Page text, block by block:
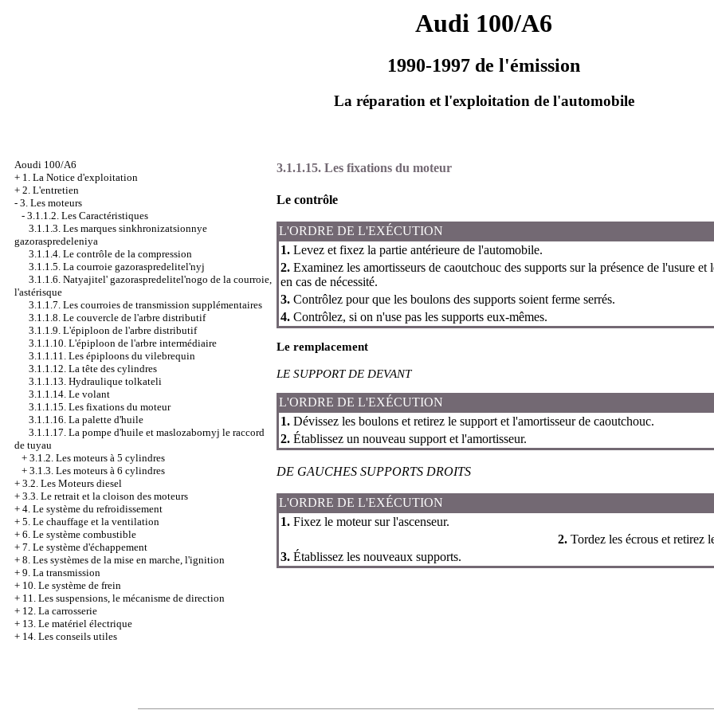
Audi 100/A6
1990-1997 de l'émission
La réparation et l'exploitation de l'automobile
Aoudi 100/A6
+ 1. La Notice d'exploitation
+ 2. L'entretien
- 3. Les moteurs
- 3.1.1.2. Les Caractéristiques
3.1.1.3. Les marques sinkhronizatsionnye
gazoraspredeleniya
3.1.1.4. Le contrôle de la compression
3.1.1.5. La courroie gazoraspredelitel'nyj
3.1.1.6. Natyajitel' gazoraspredelitel'nogo de la courroie,
l'astérisque
3.1.1.7. Les courroies de transmission supplémentaires
3.1.1.8. Le couvercle de l'arbre distributif
3.1.1.9. L'épiploon de l'arbre distributif
3.1.1.10. L'épiploon de l'arbre intermédiaire
3.1.1.11. Les épiploons du vilebrequin
3.1.1.12. La tête des cylindres
3.1.1.13. Hydraulique tolkateli
3.1.1.14. Le volant
3.1.1.15. Les fixations du moteur
3.1.1.16. La palette d'huile
3.1.1.17. La pompe d'huile et maslozabornyj le raccord
de tuyau
+ 3.1.2. Les moteurs à 5 cylindres
+ 3.1.3. Les moteurs à 6 cylindres
+ 3.2. Les Moteurs diesel
+ 3.3. Le retrait et la cloison des moteurs
+ 4. Le système du refroidissement
+ 5. Le chauffage et la ventilation
+ 6. Le système combustible
+ 7. Le système d'échappement
+ 8. Les systèmes de la mise en marche, l'ignition
+ 9. La transmission
+ 10. Le système de frein
+ 11. Les suspensions, le mécanisme de direction
+ 12. La carrosserie
+ 13. Le matériel électrique
+ 14. Les conseils utiles
3.1.1.15. Les fixations du moteur
Le contrôle
L'ORDRE DE L'EXÉCUTION
1. Levez et fixez la partie antérieure de l'automobile.
2. Examinez les amortisseurs de caoutchouc des supports sur la présence de l'usure et
en cas de nécessité.
3. Contrôlez pour que les boulons des supports soient ferme serrés.
4. Contrôlez, si on n'use pas les supports eux-mêmes.
Le remplacement
LE SUPPORT DE DEVANT
L'ORDRE DE L'EXÉCUTION
1. Dévissez les boulons et retirez le support et l'amortisseur de caoutchouc.
2. Établissez un nouveau support et l'amortisseur.
DE GAUCHES SUPPORTS DROITS
L'ORDRE DE L'EXÉCUTION
1. Fixez le moteur sur l'ascenseur.
2. Tordez les écrous et retirez
3. Établissez les nouveaux supports.